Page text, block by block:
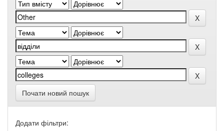
Почати новий пошук
Додати фільтри: